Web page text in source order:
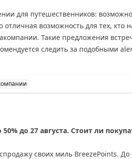
для путешественников:
возможность для тех, кто
Такие предложения
следить за подобными
до 27 августа. Стоит ли
своих миль BreezePoints. До